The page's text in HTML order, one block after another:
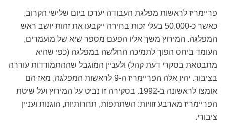
פריימריז לראשות מפלגת העבודה יערכו ביום שלישי הקרוב,
כאשר כ-50,000 בעלי זכות בחירה ייקבעו את זהות יושב ראש
המפלגה. המירוץ משך אליו הפעם מספר שיא של מועמדים,
העומד ביחס הפוך לתמיכה החלשה במפלגה (כפי שהיא
מתבטאת בסקרי דעת קהל) ולעניין המוגבל שההתמודדות עוררה
בציבור. יהיו אלה הפריימריז ה-9 לראשות המפלגה, מאז הם
אומצו לראשונה ב-1992. בסקירה זו נביט על המירוץ ועל שיטת
הפריימריז מארבע זוויות: השתתפות, תחרותיוּת, הוגנוּת ועניין
ציבורי.